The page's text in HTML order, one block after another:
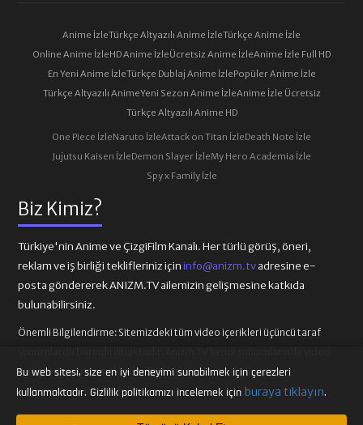
Biz Kimiz?
Türkiye'nin Anime ve ÇizgiFilm Kanalı. Her türlü görüş, öneri,
reklam ve iş birliği teklifleriniz içininfo@anizm.tvadresine e-
posta göndererek ANIZM.TV ailemizin gelişmesine katkıda
bulunabilirsiniz.
Önemli Bilgilendirme: Sitemizdeki tüm video içerikleri üçüncü taraf
içeriği barındırmamaktadır. Telif hakkı talepleri ilgili video
sağlayıcılarına iletilmelidir.
Anime İzleTürkçe Altyazılı Anime İzleTürkçe Anime İzle
Online Anime İzleHD Anime İzleÜcretsiz Anime İzleAnime İzle Full HD
En Yeni Anime İzleTürkçe Dublaj Anime İzlePopüler Anime İzle
Türkçe Altyazılı AnimeYeni Sezon Anime İzleAnime İzle Ücretsiz
Türkçe Altyazılı Anime HD
One Piece İzleNaruto İzleAttack on Titan İzleDeath Note İzle
Jujutsu Kaisen İzleDemon Slayer İzleMy Hero Academia İzle
Spy x Family İzle
Bu web sitesi, size en iyi deneyimi sunabilmek için çerezleri
kullanmaktadır. Gizlilik politikamızı incelemek için buraya tıklayın.